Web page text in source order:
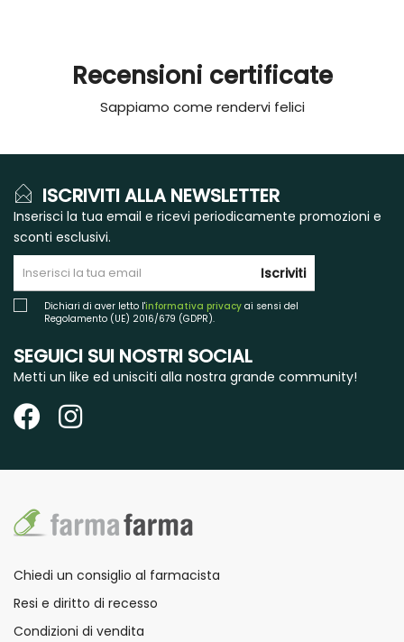
Recensioni certificate
Sappiamo come rendervi felici
ISCRIVITI ALLA NEWSLETTER
Inserisci la tua email e ricevi periodicamente promozioni e
sconti esclusivi.
Iscriviti
Dichiari di aver letto l'informativa privacy ai sensi del
Regolamento (UE) 2016/679 (GDPR).
SEGUICI SUI NOSTRI SOCIAL
Metti un like ed unisciti alla nostra grande community!
Chiedi un consiglio al farmacista
Resi e diritto di recesso
Condizioni di vendita